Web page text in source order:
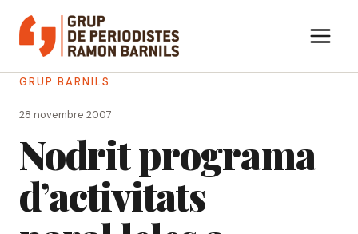
contingut
GRUP BARNILS
28 novembre 2007
Nodrit programa
d’activitats